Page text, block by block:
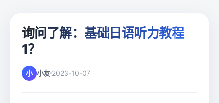
询问了解：基础日语听力教程
1？
小 小友 2023-10-07